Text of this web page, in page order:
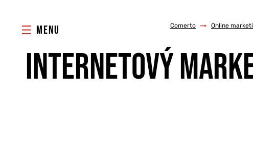
MENU Comerto / Online
INTERNETOVÝ